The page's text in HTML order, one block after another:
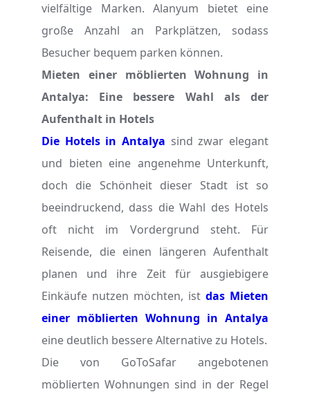
vielfältige Marken. Alanyum bietet eine
große Anzahl an Parkplätzen, sodass
Besucher bequem parken können.
Mieten einer möblierten Wohnung in
Antalya: Eine bessere Wahl als der
Aufenthalt in Hotels
Die Hotels in Antalya sind zwar elegant
und bieten eine angenehme Unterkunft,
doch die Schönheit dieser Stadt ist so
beeindruckend, dass die Wahl des Hotels
oft nicht im Vordergrund steht. Für
Reisende, die einen längeren Aufenthalt
planen und ihre Zeit für ausgiebigere
Einkäufe nutzen möchten, ist das Mieten
einer möblierten Wohnung in Antalya
eine deutlich bessere Alternative zu Hotels.
Die von GoToSafar angebotenen
möblierten Wohnungen sind in der Regel